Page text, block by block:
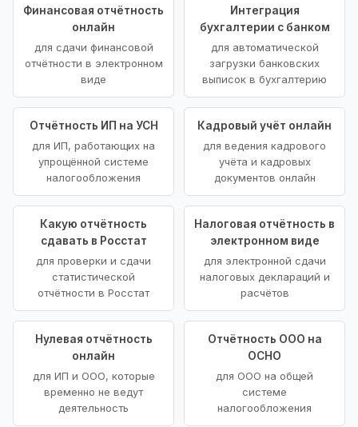
Финансовая отчётность
онлайн
для сдачи финансовой
отчётности в электронном
виде
Интеграция
бухгалтерии с банком
для автоматической
загрузки банковских
выписок в бухгалтерию
Отчётность ИП на УСН
для ИП, работающих на
упрощённой системе
налогообложения
Кадровый учёт онлайн
для ведения кадрового
учёта и кадровых
документов онлайн
Какую отчётность
сдавать в Росстат
для проверки и сдачи
статистической
отчётности в Росстат
Налоговая отчётность в
электронном виде
для электронной сдачи
налоговых деклараций и
расчётов
Нулевая отчётность
онлайн
для ИП и ООО, которые
временно не ведут
деятельность
Отчётность ООО на
ОСНО
для ООО на общей
системе
налогообложения